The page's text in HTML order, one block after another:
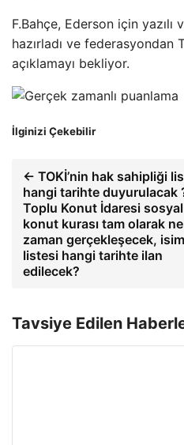
F.Bahçe, Ederson için
hazırladı ve federasyondan
açıklamayı bekliyor.
İlginizi Çekebilir
← TOKİ’nin hak sahipliği
hangi tarihte duyurulacak
Toplu Konut İdaresi sosyal
konut kurası tam olarak ne
zaman gerçekleşecek, isim
listesi hangi tarihte ilan
edilecek?
Tavsiye Edilen